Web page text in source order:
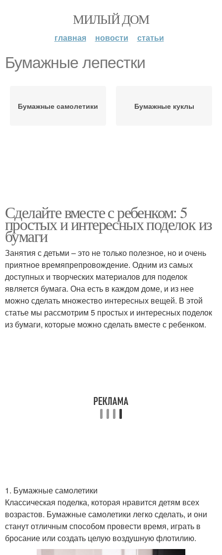
МИЛЫЙ ДОМ
главная новости статьи
Бумажные лепестки
Бумажные самолетики Бумажные куклы
Сделайте вместе с ребенком: 5
простых и интересных поделок из
бумаги
Занятия с детьми – это не только полезное, но и очень
приятное времяпрепровождение. Одним из самых
доступных и творческих материалов для поделок
является бумага. Она есть в каждом доме, и из нее
можно сделать множество интересных вещей. В этой
статье мы рассмотрим 5 простых и интересных поделок
из бумаги, которые можно сделать вместе с ребенком.
1. Бумажные самолетики
Классическая поделка, которая нравится детям всех
возрастов. Бумажные самолетики легко сделать, и они
станут отличным способом провести время, играть в
бросание или создать целую воздушную флотилию.